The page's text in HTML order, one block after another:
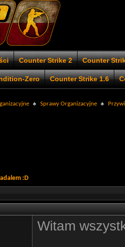
Counter Strike 2 Counter
Zero Counter Strike 1.6
Sprawy Organizacyjne
:D
Witam